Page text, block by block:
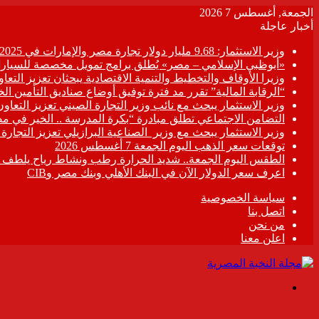
الجمعة, أغسطس 7 2026
أخبار عاجلة
وزير الاستثمار: 9.68 مليار دولار تجارة مصر والإمارات في 2025
«أبوظبي الإسلامي – مصر» يُطلق برامج تمويل مخصصة
وزيرا الأوقاف والتخطيط والتنمية الاقتصادية يبحثان تعزيز
“الرقابة المالية” تقرر مد فترة توفيق أوضاع صناديق التأمين الخاصة حتى 31
وزير الاستثمار يبحث مع نائب وزير التجارة الصيني تعزيز
التضامن الاجتماعي تطلق مبادرة “بكرة المدرسة .. الخير في
وزير الاستثمار يبحث مع وزير الصناعية البرازيلي تعزيز
توقعات سعر الذهب اليوم الجمعة 7 أغسطس 2026
الطقس اليوم الجمعة.. شديد الحرارة رطب ونشاط رياح يلطف
اعرف سعر الدولار الآن في البنك الأهلي وبنك مصر وCIB
سياسة الخصوصية
اتصل بنا
من نحن
اعلن معنا